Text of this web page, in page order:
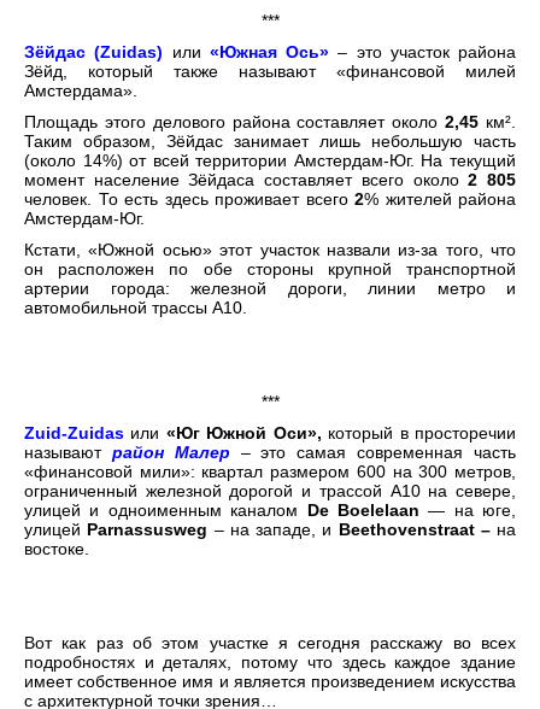
***
Зёйдас (Zuidas)
или «Южная Ось»– это участок района
Зёйд, который также называют «финансовой милей
Амстердама».
Площадь этого делового района составляет около2,45 км².
Таким образом, Зёйдас занимает лишь небольшую часть
(около 14%) от всей территории Амстердам-Юг. На текущий
момент население Зёйдаса составляет всего около2 805
человек. То есть здесь проживает всего2% жителей района
Амстердам-Юг.
Кстати, «Южной осью» этот участок назвали из-за того, что
он расположен по обе стороны крупной транспортной
артерии города: железной дороги, линии метро и
автомобильной трассы А10.
***
Zuid-Zuidas или «Юг Южной Оси», который в просторечии
называют район Малер – это самая современная часть
«финансовой мили»: квартал размером 600 на 300 метров,
ограниченный железной дорогой и трассой А10 на севере,
улицей и одноименным каналом De Boelelaan — на юге,
улицей Parnassusweg – на западе, и Beethovenstraat –на
востоке.
Вот как раз об этом участке я сегодня расскажу во всех
подробностях и деталях, потому что здесь каждое здание
имеет собственное имя и является произведением искусства
с архитектурной точки зрения…